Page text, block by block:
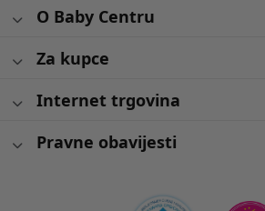
O Baby Centru
Za kupce
Internet trgovina
Pravne obavijesti